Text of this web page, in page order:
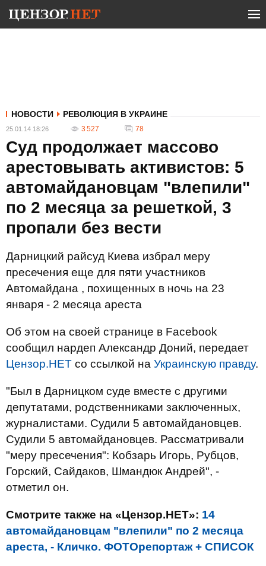
НОВОСТИ РЕВОЛЮЦИЯ В УКРАИНЕ
25.01.14 18:26 3 527 78
Суд продолжает массово
арестовывать активистов: 5
автомайдановцам "влепили"
по 2 месяца за решеткой, 3
пропали без вести
Дарницкий райсуд Киева избрал меру
пресечения еще для пяти участников
Автомайдана , похищенных в ночь на 23
января - 2 месяца ареста
Об этом на своей странице в Facebook
сообщил нардеп Александр Доний, передает
Цензор.НЕТ со ссылкой на Украинскую правду.
"Был в Дарницком суде вместе с другими
депутатами, родственниками заключенных,
журналистами. Судили 5 автомайдановцев.
Судили 5 автомайдановцев. Рассматривали
"меру пресечения": Кобзарь Игорь, Рубцов,
Горский, Сайдаков, Шмандюк Андрей", -
отметил он.
Смотрите также на «Цензор.НЕТ»: 14
автомайдановцам "влепили" по 2 месяца
ареста, - Кличко. ФОТОрепортаж + СПИСОК